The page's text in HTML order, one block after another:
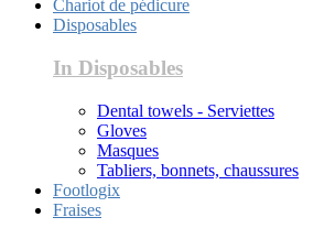
Chariot de pédicure
Disposables
In Disposables
Dental towels - Serviettes
Gloves
Masques
Tabliers, bonnets, chaussures
Footlogix
Fraises